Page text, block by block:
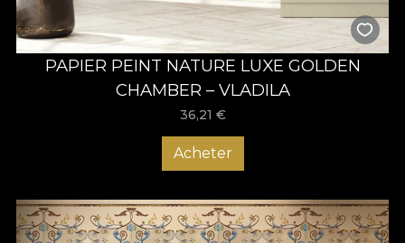
PAPIER PEINT NATURE LUXE GOLDEN
CHAMBER – VLADILA
36,21 €
Acheter